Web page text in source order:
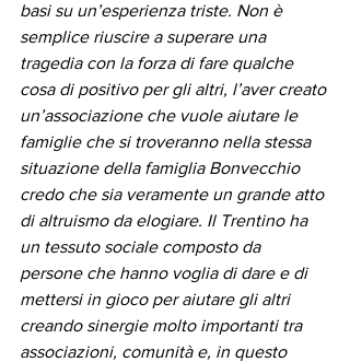
basi su un’esperienza triste. Non è
semplice riuscire a superare una
tragedia con la forza di fare qualche
cosa di positivo per gli altri, l’aver creato
un’associazione che vuole aiutare le
famiglie che si troveranno nella stessa
situazione della famiglia Bonvecchio
credo che sia veramente un grande atto
di altruismo da elogiare. Il Trentino ha
un tessuto sociale composto da
persone che hanno voglia di dare e di
mettersi in gioco per aiutare gli altri
creando sinergie molto importanti tra
associazioni, comunità e, in questo